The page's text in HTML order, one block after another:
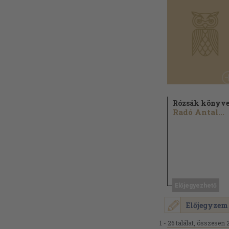
Előjegyzem
Rózsák könyve
Radó Antal...
1 - 26 találat, összesen